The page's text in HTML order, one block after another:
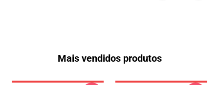
Mais vendidos produtos